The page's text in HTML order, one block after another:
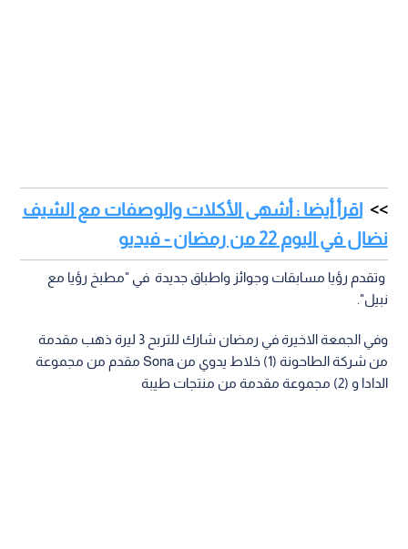
اقرأ أيضا : أشهى الأكلات والوصفات مع الشيف
نضال في اليوم 22 من رمضان - فيديو
وتقدم رؤيا مسابقات وجوائز واطباق جديدة في "مطبخ رؤيا مع
نبيل".
وفي الجمعة الاخيرة في رمضان شارك للتربح 3 ليرة ذهب مقدمة
من شركة الطاحونة (1) خلاط يدوي من Sona مقدم من مجموعة
الدادا و (2) مجموعة مقدمة من منتجات طيبة